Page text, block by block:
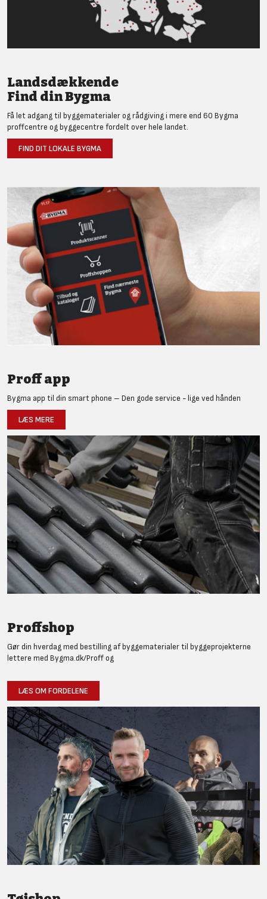
Landsdækkende
Find din Bygma
Få let adgang til byggematerialer og rådgiving i mere end 60 Bygma
proffcentre og byggecentre fordelt over hele landet.
FIND DIT LOKALE BYGMA
Proff app
Bygma app til din smart phone – Den gode service - lige ved hånden
LÆS MERE
Proffshop
Gør din hverdag med bestilling af byggematerialer til byggeprojekterne
lettere med Bygma.dk/Proff og
LÆS OM FORDELENE